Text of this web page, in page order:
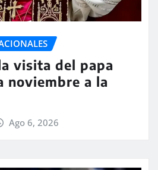
visita del papa
noviembre a la
Ago 6, 2026